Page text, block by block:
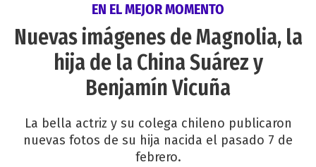
EN EL MEJOR MOMENTO
Nuevas imágenes de Magnolia, la
hija de la China Suárez y
Benjamín Vicuña
La bella actriz y su colega chileno publicaron
nuevas fotos de su hija nacida el pasado 7 de
febrero.